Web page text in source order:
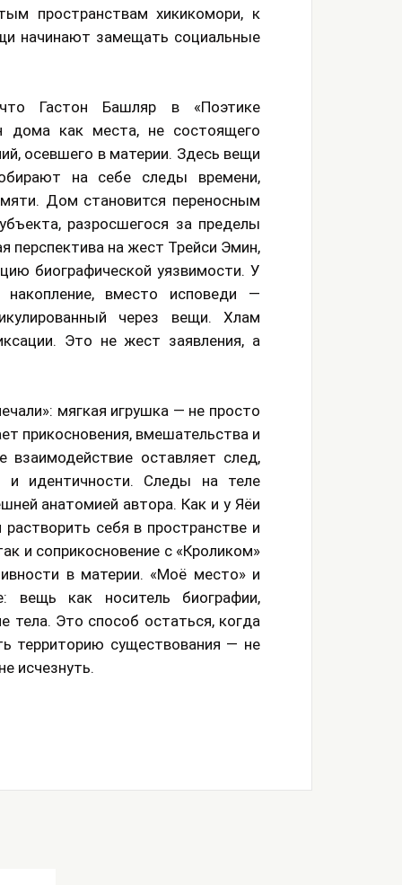
пространствам хикикомори, к
начинают замещать социальные
Гастон Башляр в «Поэтике
дома как места, не состоящего
осевшего в материи. Здесь вещи
на себе следы времени,
Дом становится переносным
разросшегося за пределы
перспектива на жест Трейси Эмин,
биографической уязвимости. У
вместо исповеди —
через вещи. Хлам
Это не жест заявления, а
мягкая игрушка — не просто
прикосновения, вмешательства и
оставляет след,
идентичности. Следы на теле
анатомией автора. Как и у Яёи
себя в пространстве и
и соприкосновение с «Кроликом»
в материи. «Моё место» и
вещь как носитель биографии,
тела. Это способ остаться, когда
территорию существования — не
исчезнуть.